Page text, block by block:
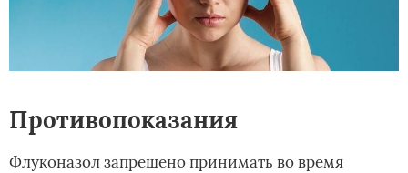
Противопоказания
Флуконазол запрещено принимать во время